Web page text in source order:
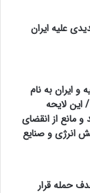
علیه ایران
و ایران به نام
این لایحه
و مانع از انقضای
انرژی و صنایع
حمله قرار